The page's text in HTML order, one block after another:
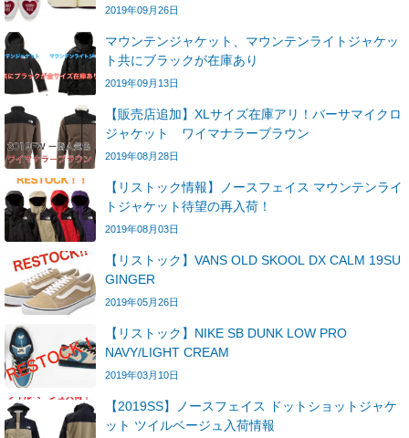
2019年09月26日
マウンテンジャケット、マウンテンライトジャケッ
ト共にブラックが在庫あり
2019年09月13日
【販売店追加】XLサイズ在庫アリ！バーサマイクロ
ジャケット ワイマナラーブラウン
2019年08月28日
【リストック情報】ノースフェイス マウンテンライ
トジャケット待望の再入荷！
2019年08月03日
【リストック】VANS OLD SKOOL DX CALM 19SU
GINGER
2019年05月26日
【リストック】NIKE SB DUNK LOW PRO
NAVY/LIGHT CREAM
2019年03月10日
【2019SS】ノースフェイス ドットショットジャケ
ット ツイルベージュ入荷情報